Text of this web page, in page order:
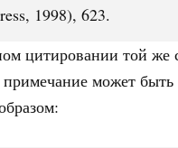
1998), 623.
цитировании той же
примечание может